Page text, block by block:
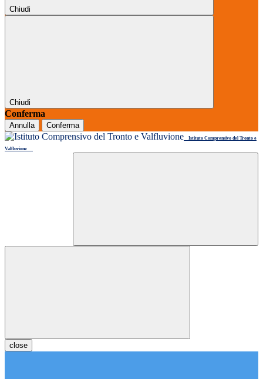
Chiudi
Chiudi
Conferma
Annulla Conferma
Istituto Comprensivo del Tronto e
Valfluvione
close